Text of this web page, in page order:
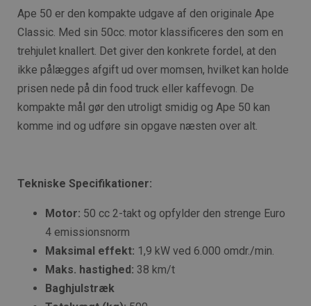
Ape 50 er den kompakte udgave af den originale Ape
Classic. Med sin 50cc. motor klassificeres den som en
trehjulet knallert. Det giver den konkrete fordel, at den
ikke pålægges afgift ud over momsen, hvilket kan holde
prisen nede på din food truck eller kaffevogn. De
kompakte mål gør den utroligt smidig og Ape 50 kan
komme ind og udføre sin opgave næsten over alt.
Tekniske Specifikationer:
Motor: 50 cc 2-takt og opfylder den strenge Euro
4 emissionsnorm
Maksimal effekt: 1,9 kW ved 6.000 omdr./min.
Maks. hastighed: 38 km/t
Baghjulstræk